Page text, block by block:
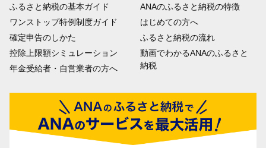
ふるさと納税の基本ガイド
ワンストップ特例制度ガイド
確定申告のしかた
控除上限額シミュレーション
年金受給者・自営業者の方へ
ANAのふるさと納税の特徴
はじめての方へ
ふるさと納税の流れ
動画でわかるANAのふるさと
納税